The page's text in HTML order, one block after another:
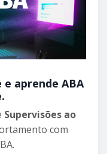
aprende ABA
Supervisões ao
com